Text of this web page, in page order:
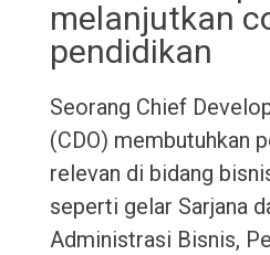
melanjutkan
pendidikan
Seorang Chief
(CDO) membutuhkan
relevan di bidang
seperti gelar Sarjana
Administrasi Bisnis,